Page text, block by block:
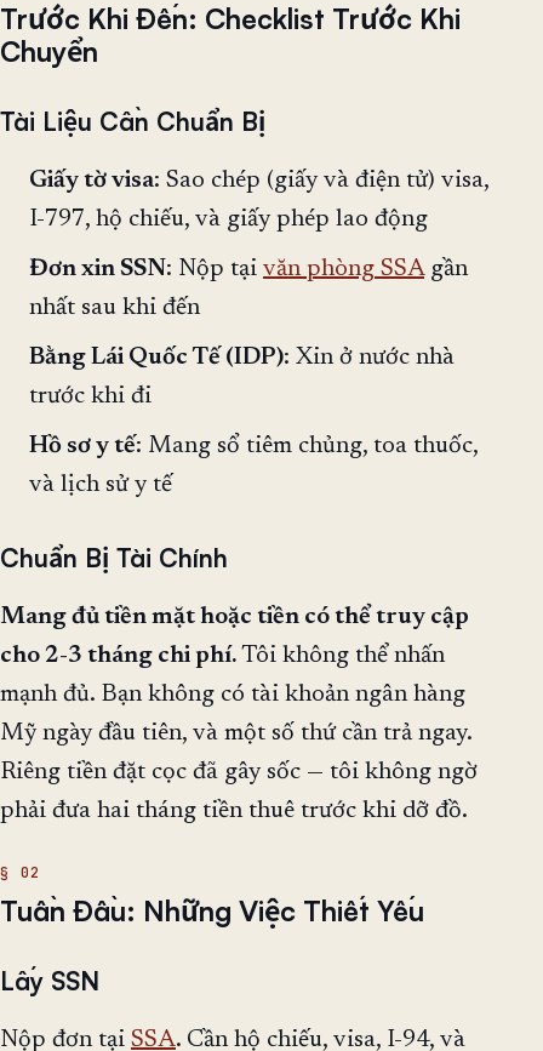
Trước Khi Đến: Checklist Trước Khi
Chuyển
Tài Liệu Cần Chuẩn Bị
Giấy tờ visa: Sao chép (giấy và điện tử) visa,
I-797, hộ chiếu, và giấy phép lao động
Đơn xin SSN : Nộp tại văn phòng SSAgần
nhất sau khi đến
Bằng Lái Quốc Tế (IDP): Xin ở nước nhà
trước khi đi
Hồ sơ y tế: Mang sổ tiêm chủng, toa thuốc,
và lịch sử y tế
Chuẩn Bị Tài Chính
Mang đủ tiền mặt hoặc tiền có thể truy cập
cho 2-3 tháng chi phí. Tôi không thể nhấn
mạnh đủ. Bạn không có tài khoản ngân hàng
Mỹ ngày đầu tiên, và một số thứ cần trả ngay.
Riêng tiền đặt cọc đã gây sốc — tôi không ngờ
phải đưa hai tháng tiền thuê trước khi dỡ đồ.
Tuần Đầu: Những Việc Thiết Yếu
Lấy SSN
Nộp đơn tại SSA. Cần hộ chiếu, visa, I-94, và